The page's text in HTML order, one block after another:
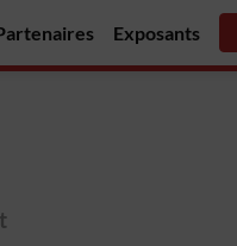
Exposants